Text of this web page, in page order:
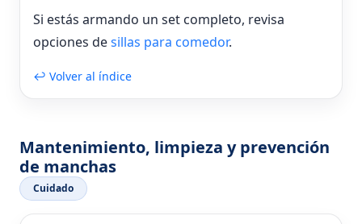
Si estás armando un set completo, revisa
opciones desillas para comedor.
↩ Volver al índice
Mantenimiento, limpieza y prevención
de manchas
Cuidado